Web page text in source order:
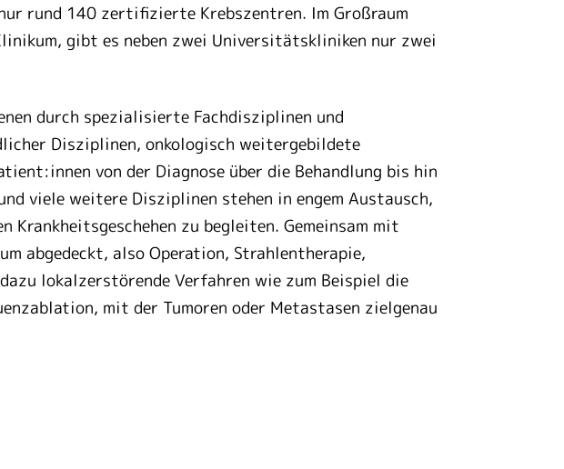
rund 140 zertifizierte Krebszentren. Im Großraum
gibt es neben zwei Universitätskliniken nur zwei
durch spezialisierte Fachdisziplinen und
Disziplinen, onkologisch weitergebildete
von der Diagnose über die Behandlung bis hin
viele weitere Disziplinen stehen in engem Austausch,
zu begleiten. Gemeinsam mit
abgedeckt, also Operation, Strahlentherapie,
lokalzerstörende Verfahren wie zum Beispiel die
mit der Tumoren oder Metastasen zielgenau